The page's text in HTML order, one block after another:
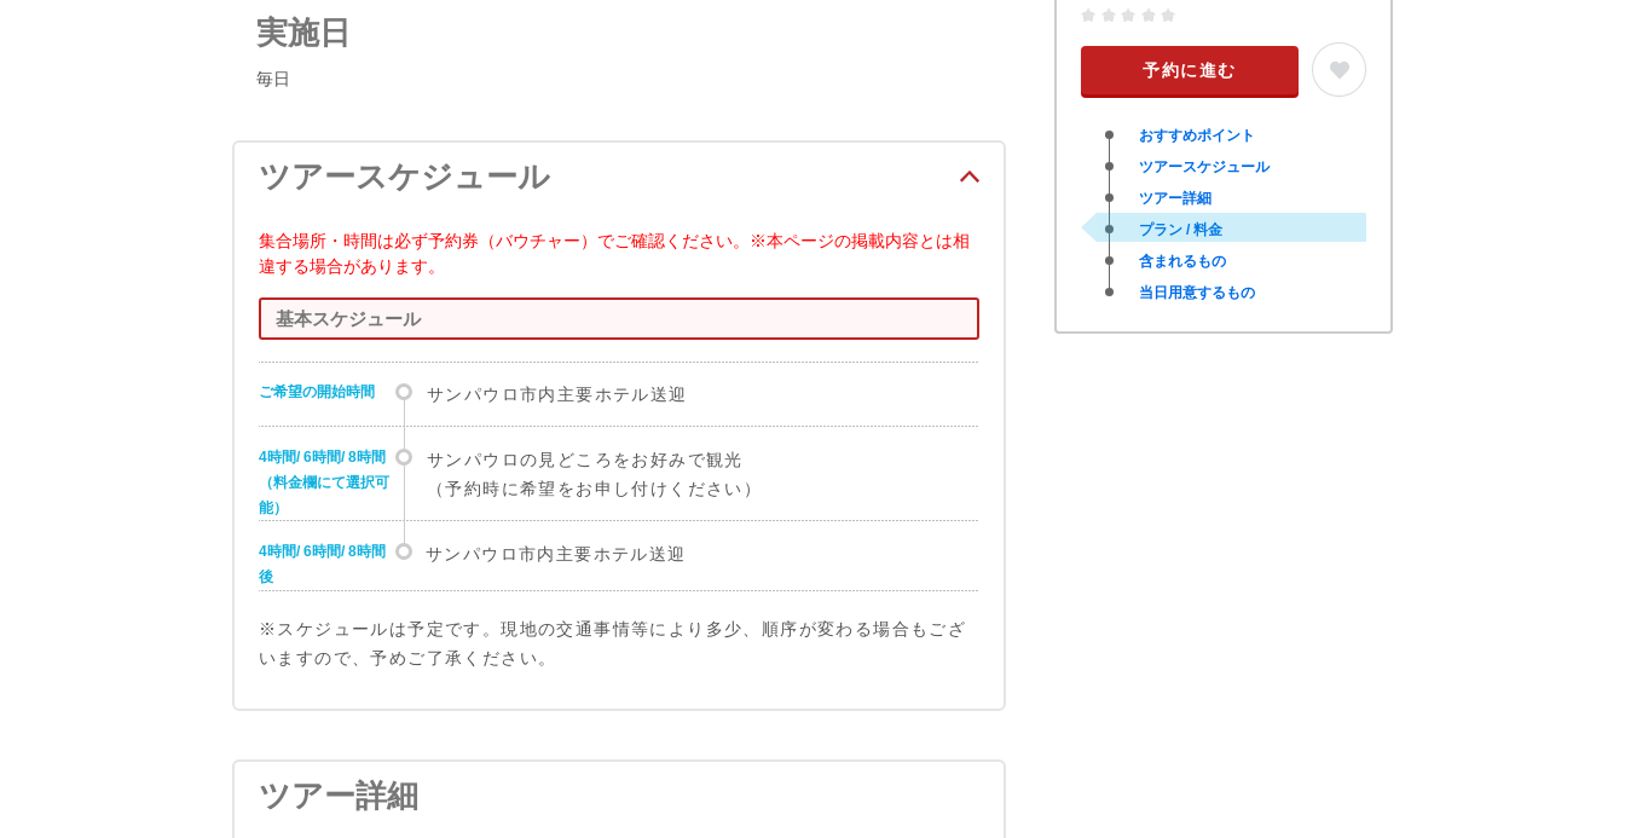
実施日
毎日
ツアースケジュール
集合場所・時間は必ず予約券（バウチャー）でご確認ください。※本ページの掲載内容とは相
違する場合があります。
基本スケジュール
ご希望の開始時間 サンパウロ市内主要ホテル送迎
4時間/ 6時間/ 8時間
（料金欄にて選択可
能）
サンパウロの見どころをお好みで観光
（予約時に希望をお申し付けください）
4時間/ 6時間/ 8時間
後
サンパウロ市内主要ホテル送迎
※スケジュールは予定です。現地の交通事情等により多少、順序が変わる場合もござ
いますので、予めご了承ください。
ツアー詳細
予約に進む
おすすめポイント
ツアースケジュール
ツアー詳細
プラン / 料金
含まれるもの
当日用意するもの